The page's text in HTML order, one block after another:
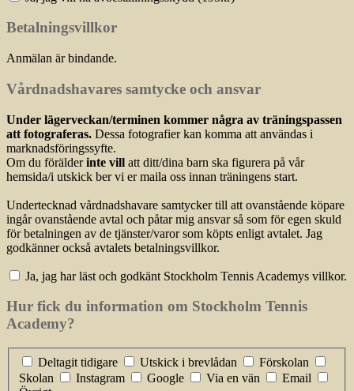
Betalningsvillkor
Anmälan är bindande.
Vårdnadshavares samtycke och ansvar
Under lägerveckan/terminen kommer några av träningspassen
att fotograferas. Dessa fotografier kan komma att användas i
marknadsföringssyfte.
Om du förälderinte vill att ditt/dina barn ska figurera på vår
hemsida/i utskick ber vi er maila oss innan träningens start.
Undertecknad vårdnadshavare samtycker till att ovanstående köpare
ingår ovanstående avtal och påtar mig ansvar så som för egen skuld
för betalningen av de tjänster/varor som köpts enligt avtalet. Jag
godkänner också avtalets betalningsvillkor.
Ja, jag har läst och godkänt Stockholm Tennis Academys villkor.
Hur fick du information om Stockholm Tennis
Academy?
Deltagit tidigare Utskick i brevlådan
Förskolan
Skolan
Instagram Google Via en vän
Email